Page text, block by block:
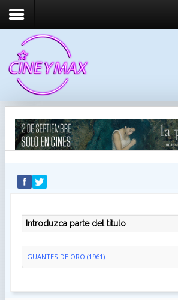
RECUÉRDEME
IDENTIFICARSE
INTRODUZCA PARTE DEL TÍTULO
GUANTES DE ORO (1961)